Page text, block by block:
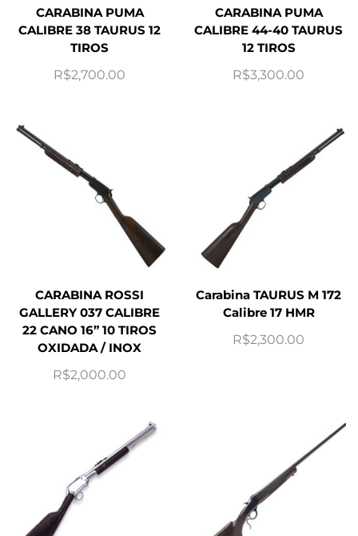
CARABINA PUMA
CALIBRE 38 TAURUS 12
TIROS
R$2,700.00
CARABINA PUMA
CALIBRE 44-40 TAURUS
12 TIROS
R$3,300.00
CARABINA ROSSI
GALLERY 037 CALIBRE
22 CANO 16” 10 TIROS
OXIDADA / INOX
R$2,000.00
Carabina TAURUS M 172
Calibre 17 HMR
R$2,300.00